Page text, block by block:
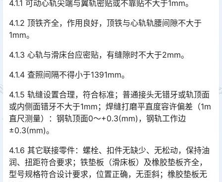
4.1.1 可动心轨尖端与翼轨密贴或不靠贴不大于1mm。
4.1.2 顶铁齐全，作用良好，顶铁与心轨轨腰间隙不大于
1mm。
4.1.3 心轨与滑床台应密贴，有缝隙时不大于2mm。
4.1.4 查照间隔不得小于1391mm。
4.1.5 轨缝设置合理，符合标准；普通接头无错牙或轨顶面
或内侧面错牙不大于1mm；焊缝打磨平直度容许偏差（1m
直尺测量）：钢轨顶面0～+0.3(mm)，钢轨工作边
±0.3(mm)。󠅅󠅃󠄵󠅂󠄪󠇖󠆨󠆨󠇕󠆞󠆒󠅬󠇘󠆭󠆘󠇙󠆝󠅵󠇗󠆭󠆁󠄐󠇗󠅹󠅸󠇖󠆍󠅳󠇖󠅹󠅰󠇖󠆌󠅹
4.1.6 其它联接零件：螺栓、扣件无缺少、无松动，保持油
润、扭距符合要求；铁垫板（滑床板）及橡胶垫板齐全，
型号规格符合设计要求，位置正确，无歪斜；橡胶垫板无